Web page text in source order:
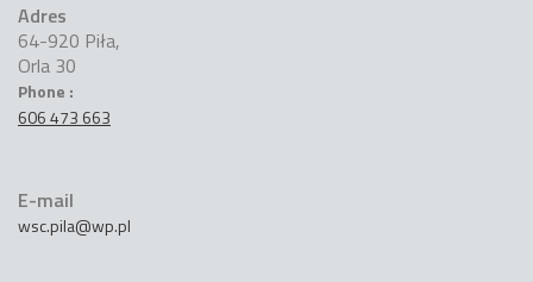
Adres
64-920 Piła,
Orla 30
Phone :
606 473 663
E-mail
wsc.pila@wp.pl